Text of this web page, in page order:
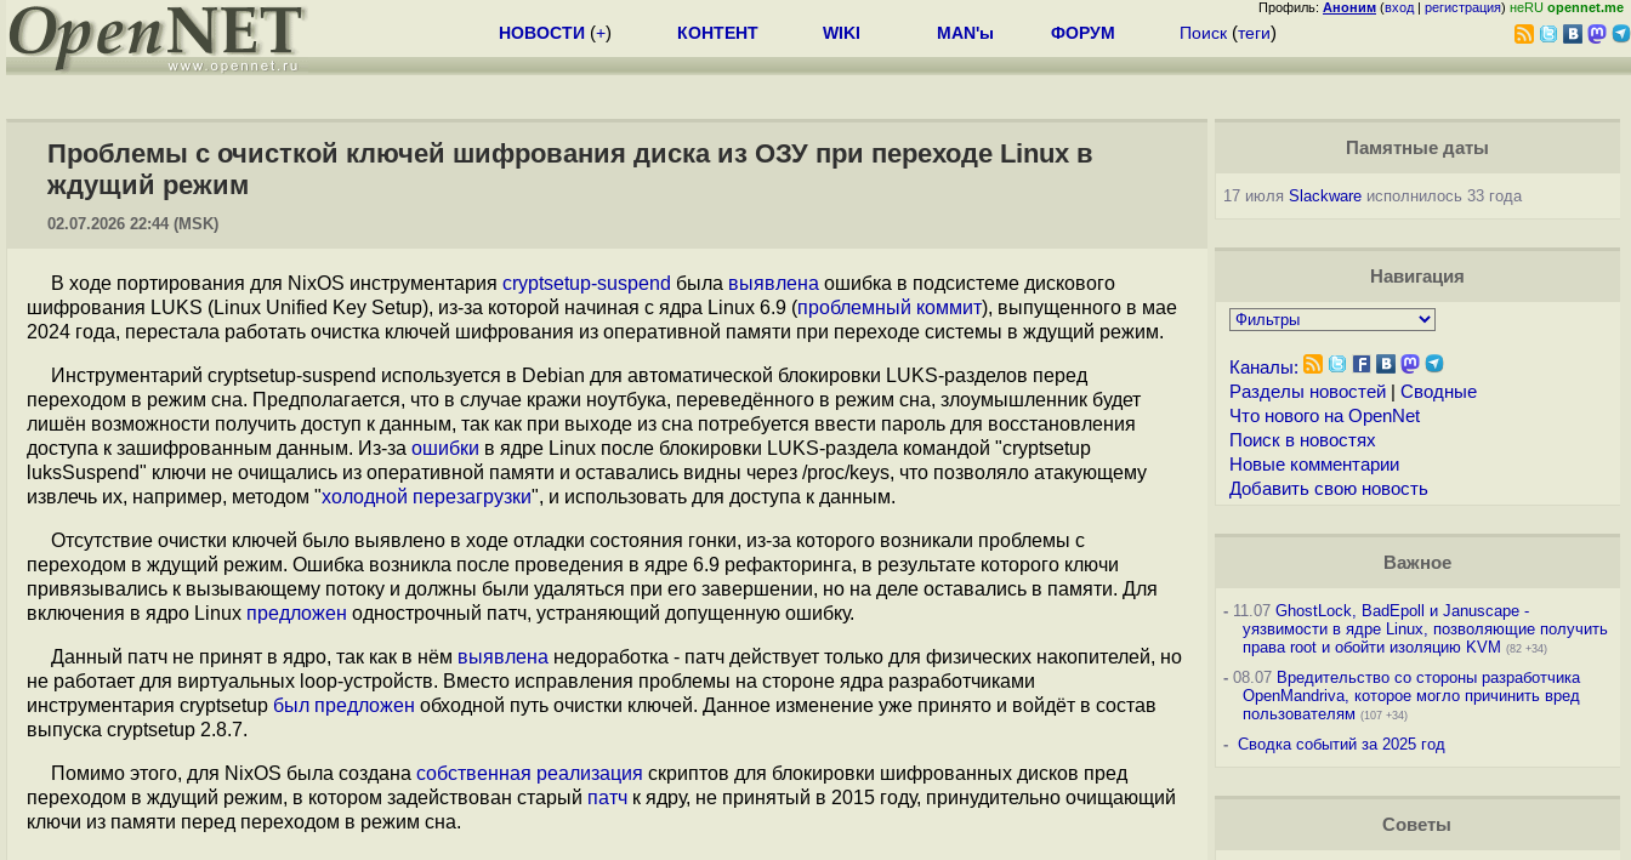
Профиль: Аноним (вход | регистрация) неRU opennet.me
НОВОСТИ (+) КОНТЕНТ WIKI MAN'ы ФОРУМ Поиск (теги)
Проблемы с очисткой ключей шифрования диска из ОЗУ при переходе Linux в
ждущий режим
02.07.2026 22:44 (MSK)
В ходе портирования для NixOS инструментария cryptsetup-suspend была выявлена ошибка в подсистеме дискового
шифрования LUKS (Linux Unified Key Setup), из-за которой начиная с ядра Linux 6.9 (проблемный коммит), выпущенного в мае
2024 года, перестала работать очистка ключей шифрования из оперативной памяти при переходе системы в ждущий режим.
Инструментарий cryptsetup-suspend используется в Debian для автоматической блокировки LUKS-разделов перед
переходом в режим сна. Предполагается, что в случае кражи ноутбука, переведённого в режим сна, злоумышленник будет
лишён возможности получить доступ к данным, так как при выходе из сна потребуется ввести пароль для восстановления
доступа к зашифрованным данным. Из-за ошибки в ядре Linux после блокировки LUKS-раздела командой "cryptsetup
luksSuspend" ключи не очищались из оперативной памяти и оставались видны через /proc/keys, что позволяло атакующему
извлечь их, например, методом "холодной перезагрузки", и использовать для доступа к данным.
Отсутствие очистки ключей было выявлено в ходе отладки состояния гонки, из-за которого возникали проблемы с
переходом в ждущий режим. Ошибка возникла после проведения в ядре 6.9 рефакторинга, в результате которого ключи
привязывались к вызывающему потоку и должны были удаляться при его завершении, но на деле оставались в памяти. Для
включения в ядро Linux предложен однострочный патч, устраняющий допущенную ошибку.
Данный патч не принят в ядро, так как в нём выявлена недоработка - патч действует только для физических накопителей, но
не работает для виртуальных loop-устройств. Вместо исправления проблемы на стороне ядра разработчиками
инструментария cryptsetup был предложен обходной путь очистки ключей. Данное изменение уже принято и войдёт в состав
выпуска cryptsetup 2.8.7.
Помимо этого, для NixOS была создана собственная реализация скриптов для блокировки шифрованных дисков пред
переходом в ждущий режим, в котором задействован старый патч к ядру, не принятый в 2015 году, принудительно очищающий
ключи из памяти перед переходом в режим сна.
Памятные даты
17 июля Slackwareисполнилось 33 года
Навигация
Каналы:
Разделы новостей| Сводные
Что нового на OpenNet
Поиск в новостях
Новые комментарии
Добавить свою новость
Важное
-11.07 GhostLock, BadEpoll и Januscape -
уязвимости в ядре Linux, позволяющие получить
права root и обойти изоляцию KVM (82 +34)
-08.07 Вредительство со стороны разработчика
OpenMandriva, которое могло причинить вред
пользователям (107 +34)
- Сводка событий за 2025 год
Советы